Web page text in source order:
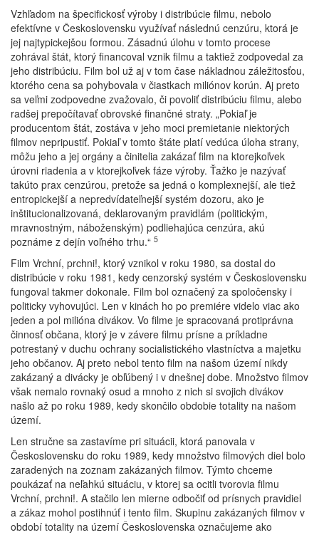
Vzhľadom na špecifickosť výroby i distribúcie filmu, nebolo
efektívne v Československu využívať následnú cenzúru, ktorá je
jej najtypickejšou formou. Zásadnú úlohu v tomto procese
zohrával štát, ktorý financoval vznik filmu a taktiež zodpovedal za
jeho distribúciu. Film bol už aj v tom čase nákladnou záležitosťou,
ktorého cena sa pohybovala v čiastkach miliónov korún. Aj preto
sa veľmi zodpovedne zvažovalo, či povoliť distribúciu filmu, alebo
radšej prepočítavať obrovské finančné straty. „Pokiaľ je
producentom štát, zostáva v jeho moci premietanie niektorých
filmov nepripustiť. Pokiaľ v tomto štáte platí vedúca úloha strany,
môžu jeho a jej orgány a činitelia zakázať film na ktorejkoľvek
úrovni riadenia a v ktorejkoľvek fáze výroby. Ťažko je nazývať
takúto prax cenzúrou, pretože sa jedná o komplexnejší, ale tiež
entropickejší a nepredvídateľnejší systém dozoru, ako je
inštitucionalizovaná, deklarovaným pravidlám (politickým,
mravnostným, náboženským) podliehajúca cenzúra, akú
poznáme z dejín voľného trhu.“ 5
Film Vrchní, prchni!, ktorý vznikol v roku 1980, sa dostal do
distribúcie v roku 1981, kedy cenzorský systém v Československu
fungoval takmer dokonale. Film bol označený za spoločensky i
politicky vyhovujúci. Len v kinách ho po premiére videlo viac ako
jeden a pol milióna divákov. Vo filme je spracovaná protiprávna
činnosť občana, ktorý je v závere filmu prísne a príkladne
potrestaný v duchu ochrany socialistického vlastníctva a majetku
jeho občanov. Aj preto nebol tento film na našom území nikdy
zakázaný a divácky je obľúbený i v dnešnej dobe. Množstvo filmov
však nemalo rovnaký osud a mnoho z nich si svojich divákov
našlo až po roku 1989, kedy skončilo obdobie totality na našom
území.
Len stručne sa zastavíme pri situácii, ktorá panovala v
Československu do roku 1989, kedy množstvo filmových diel bolo
zaradených na zoznam zakázaných filmov. Týmto chceme
poukázať na neľahkú situáciu, v ktorej sa ocitli tvorovia filmu
Vrchní, prchni!. A stačilo len mierne odbočiť od prísnych pravidiel
a zákaz mohol postihnúť i tento film. Skupinu zakázaných filmov v
období totality na území Československa označujeme ako